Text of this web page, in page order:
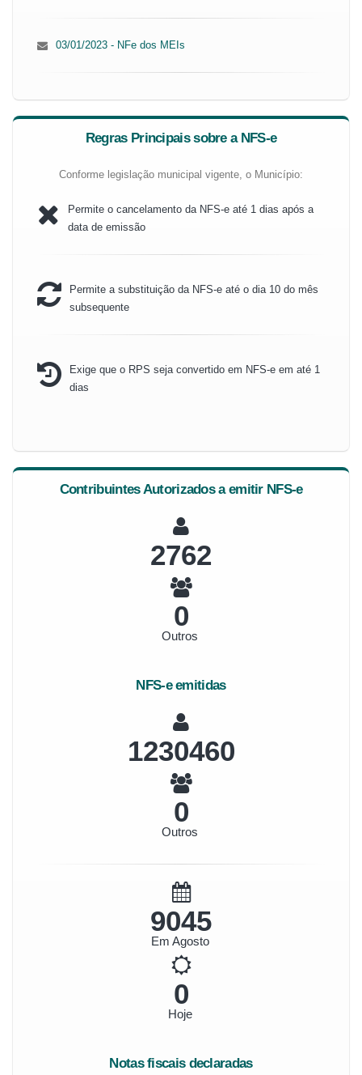
03/01/2023 - NFe dos MEIs
Regras Principais sobre a NFS-e
Conforme legislação municipal vigente, o Município:
Permite o cancelamento da NFS-e até 1 dias após a
data de emissão
Permite a substituição da NFS-e até o dia 10 do mês
subsequente
Exige que o RPS seja convertido em NFS-e em até 1
dias
Contribuintes Autorizados a emitir NFS-e
2959
0
Outros
NFS-e emitidas
1372437
0
Outros
10089
Em Agosto
0
Hoje
Notas fiscais declaradas